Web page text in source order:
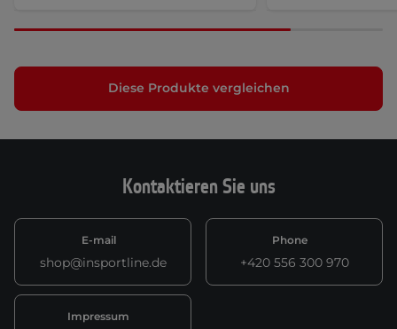
Diese Produkte vergleichen
Kontaktieren Sie uns
E-mail
shop@insportline.de
Phone
+420 556 300 970
Impressum